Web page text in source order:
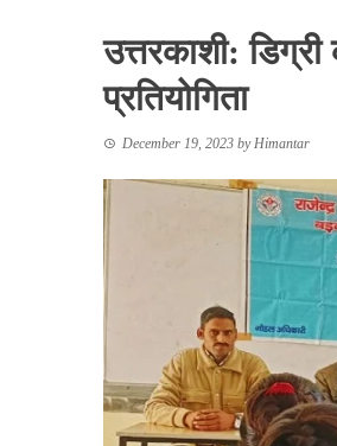
उत्तरकाशी:
प्रतियोगिता
December 19, 2023 byHimantar